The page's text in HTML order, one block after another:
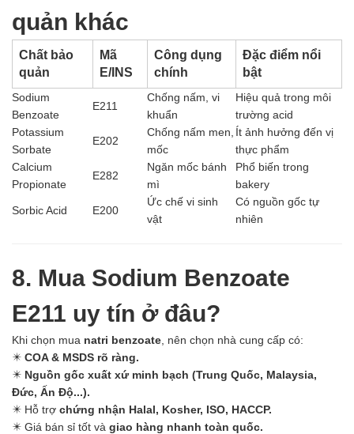
quản khác
Chất bảo
quản
Mã
E/INS
Công dụng
chính
Đặc điểm nổi
bật
Sodium
Benzoate
E211
Chống nấm, vi
khuẩn
Hiệu quả trong môi
trường acid
Potassium
Sorbate
E202
Chống nấm men,
mốc
Ít ảnh hưởng đến vị
thực phẩm
Calcium
Propionate
E282
Ngăn mốc bánh
mì
Phổ biến trong
bakery
Sorbic Acid E200
Ức chế vi sinh
vật
Có nguồn gốc tự
nhiên
8. Mua Sodium Benzoate
E211 uy tín ở đâu?
Khi chọn mua natri benzoate , nên chọn nhà cung cấp có:
✴️ COA & MSDS rõ ràng.
✴️ Nguồn gốc xuất xứ minh bạch (Trung Quốc, Malaysia,
Đức, Ấn Độ...).
✴️ Hỗ trợ chứng nhận Halal, Kosher, ISO, HACCP.
✴️ Giá bán sỉ tốt và giao hàng nhanh toàn quốc.